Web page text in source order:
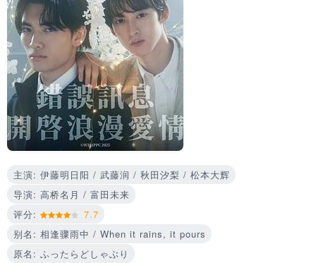
主演: 伊藤明日阳 / 武藤润 / 秋田汐梨 / 松本大辉
导演: 高桥名月 / 富田未来
评分:
7.7
别名: 相逢骤雨中 / When it rains, it pours
原名: ふったらどしゃぶり